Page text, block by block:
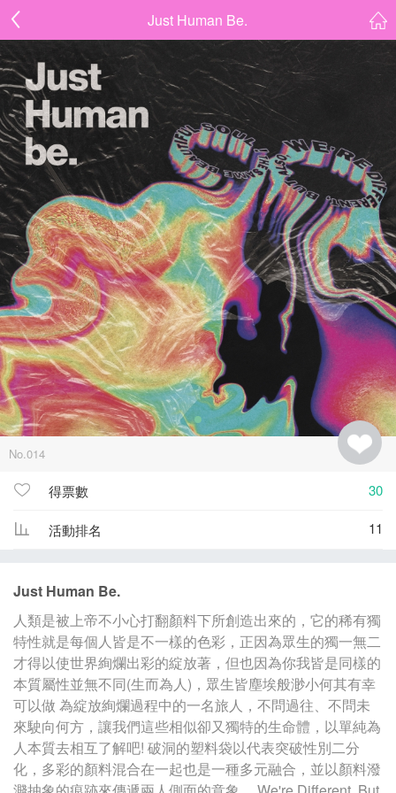
Just Human Be.
No.014
得票數 30
活動排名 11
Just Human Be.
人類是被上帝不小心打翻顏料下所創造出來的，它的稀有獨
特性就是每個人皆是不一樣的色彩，正因為眾生的獨一無二
才得以使世界絢爛出彩的綻放著，但也因為你我皆是同樣的
本質屬性並無不同(生而為人)，眾生皆塵埃般渺小何其有幸
可以做 為綻放絢爛過程中的一名旅人，不問過往、不問未
來駛向何方，讓我們這些相似卻又獨特的生命體，以單純為
人本質去相互了解吧! 破洞的塑料袋以代表突破性別二分
化，多彩的顏料混合在一起也是一種多元融合，並以顏料潑